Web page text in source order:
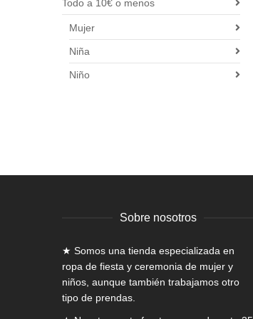
Todo a 10€ o menos
Mujer
Niña
Niño
Sobre nosotros
★ Somos una tienda especializada en
ropa de fiesta y ceremonia de mujer y
niños, aunque también trabajamos otro
tipo de prendas.